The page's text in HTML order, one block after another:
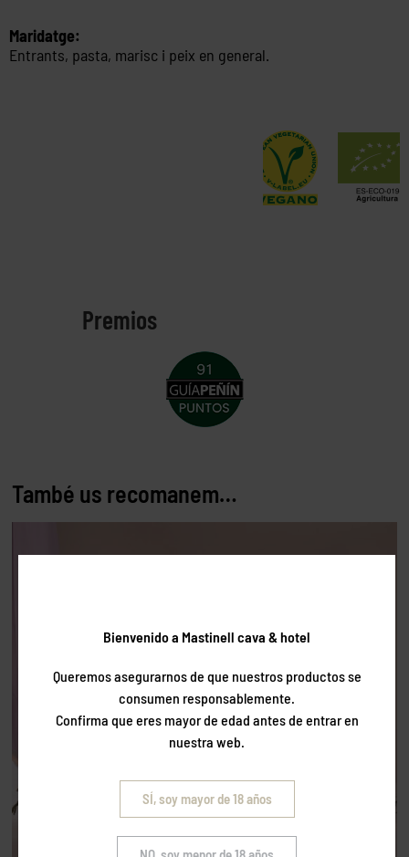
Maridatge:
Entrants, pasta, marisc i peix en general.
Premios
També us recomanem…
Bienvenido a Mastinell cava & hotel
Queremos asegurarnos de que nuestros productos se
consumen responsablemente.
Confirma que eres mayor de edad antes de entrar en
nuestra web.
SÍ, soy mayor de 18 años